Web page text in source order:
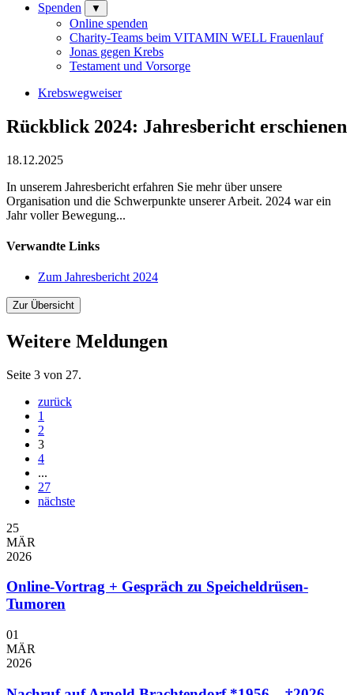
Spenden
▼
Online spenden
Charity-Teams beim VITAMIN WELL Frauenlauf
Jonas gegen Krebs
Testament und Vorsorge
Krebswegweiser
Rückblick 2024: Jahresbericht erschienen
18.12.2025
In unserem Jahresbericht erfahren Sie mehr über unsere
Organisation und die Schwerpunkte unserer Arbeit. 2024 war ein
Jahr voller Bewegung...
Verwandte Links
Zum Jahresbericht 2024
Zur Übersicht
Weitere Meldungen
Seite 3 von 27.
zurück
1
2
3
4
...
27
nächste
25
MÄR
2026
Online-Vortrag + Gespräch zu Speicheldrüsen-
Tumoren
01
MÄR
2026